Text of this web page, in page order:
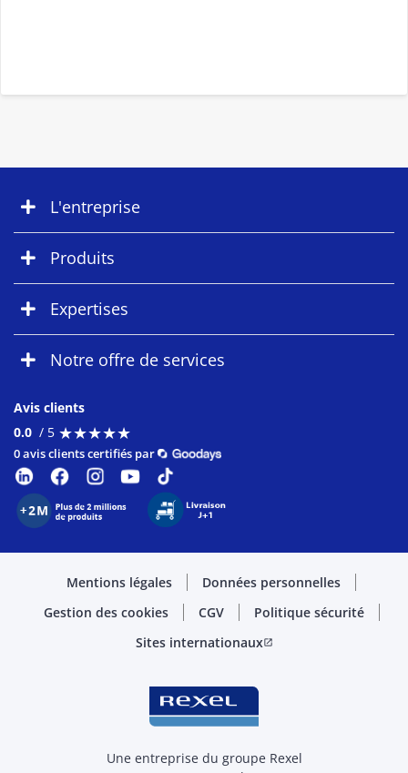
L'entreprise
Produits
Expertises
Notre offre de services
Avis clients
0.0 / 5 ★★★★★
★★★★★
0 avis clients certifiés par
Mentions légales
Données personnelles
Gestion des cookies
CGV
Politique sécurité
Sites internationauxopen_in_new
Une entreprise du groupe Rexel